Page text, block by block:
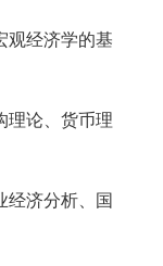
观经济学的基
理论、货币理
经济分析、国